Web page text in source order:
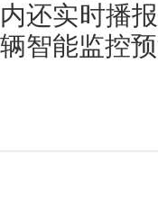
内还实时播
辆智能监控